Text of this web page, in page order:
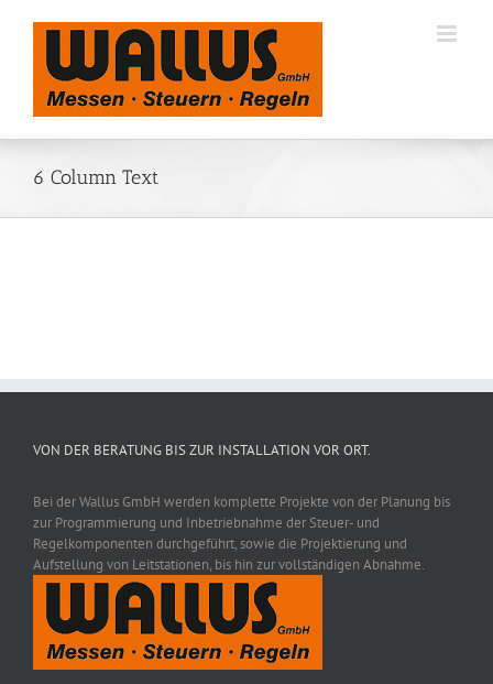
6 Column Text
VON DER BERATUNG BIS ZUR INSTALLATION VOR ORT.
Bei der Wallus GmbH werden komplette Projekte von der Planung bis
zur Programmierung und Inbetriebnahme der Steuer- und
Regelkomponenten durchgeführt, sowie die Projektierung und
Aufstellung von Leitstationen, bis hin zur vollständigen Abnahme.